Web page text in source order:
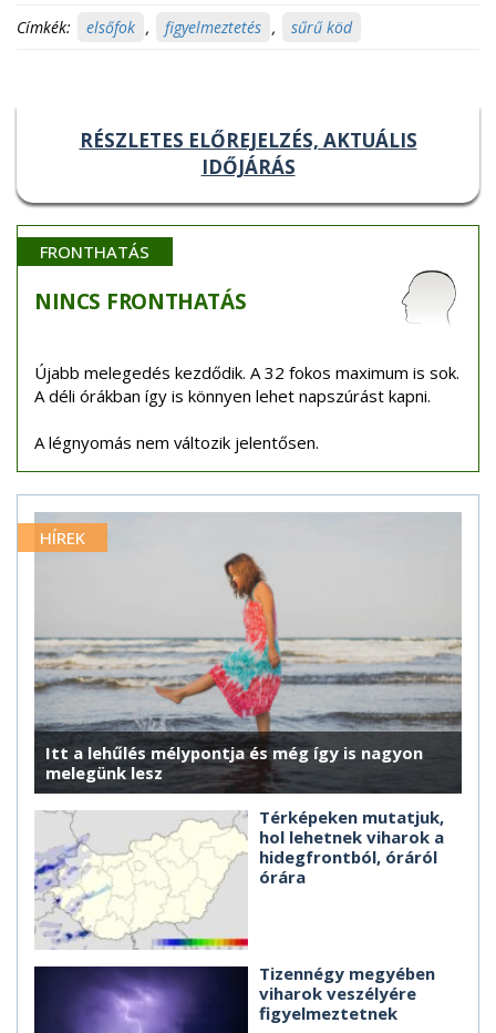
Címkék: elsőfok , figyelmeztetés , sűrű köd
RÉSZLETES ELŐREJELZÉS, AKTUÁLIS
IDŐJÁRÁS
FRONTHATÁS
NINCS FRONTHATÁS
Újabb melegedés kezdődik. A 32 fokos maximum is sok.
A déli órákban így is könnyen lehet napszúrást kapni.
A légnyomás nem változik jelentősen.
HÍREK
Itt a lehűlés mélypontja és még így is nagyon
melegünk lesz
Térképeken mutatjuk,
hol lehetnek viharok a
hidegfrontból, óráról
órára
Tizennégy megyében
viharok veszélyére
figyelmeztetnek